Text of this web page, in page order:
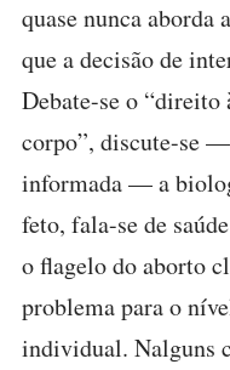
quase nunca aborda
que a decisão de
Debate-se o
corpo”, discute-se
informada — a
feto, fala-se de
o flagelo do aborto
problema para o
individual. Nalguns